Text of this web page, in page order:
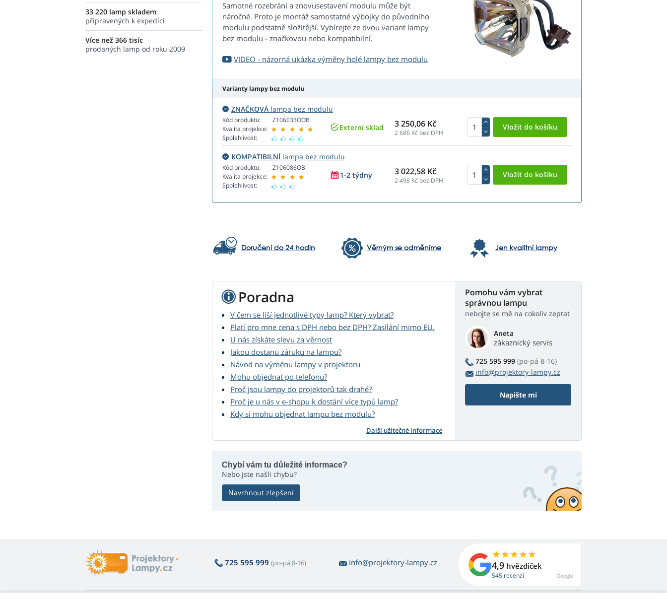
Samotné rozebrání a znovusestavení modulu může být
náročné. Proto je montáž samostatné výbojky do původního
modulu podstatně složitější. Vybírejte ze dvou variant lampy
bez modulu - značkovou nebo kompatibilní.
VIDEO - názorná ukázka výměny holé lampy bez modulu
Varianty lampy bez modulu
ZNAČKOVÁ lampa bez modulu
Kód produktu:
Kvalita projekce:
Spolehlivost:
Z106033OOB
Externí sklad 3 250,06 Kč
2 686 Kč bez DPH
KOMPATIBILNÍlampa bez modulu
Kód produktu:
Kvalita projekce:
Spolehlivost:
Z106086OB
1-2 týdny 3 022,58 Kč
2 498 Kč bez DPH
Doručení do 24 hodin Věrným se odměníme Jen kvalitní lampy
Poradna
V čem se liší jednotlivé typy lamp? Který vybrat?
Platí pro mne cena s DPH nebo bez DPH? Zasílání mimo EU.
U nás získáte slevu za věrnost
Jakou dostanu záruku na lampu?
Návod na výměnu lampy v projektoru
Mohu objednat po telefonu?
Proč jsou lampy do projektorů tak drahé?
Proč je u nás v e-shopu k dostání více typů lamp?
Kdy si mohu objednat lampu bez modulu?
Další užitečné informace
Pomohu vám vybrat
správnou lampu
nebojte se mě na cokoliv zeptat
Aneta
zákaznický servis
725 595 999 (po-pá 8-16)
info@projektory-lampy.cz
Napište mi
Chybí vám tu důležité informace?
Nebo jste našli chybu?
Navrhnout zlepšení
33 220 lamp skladem
připravených k expedici
Více než 366 tisíc
prodaných lamp od roku 2009
725 595 999 (po-pá 8-16) info@projektory-lampy.cz 4,9 hvězdiček
545 recenzí Google